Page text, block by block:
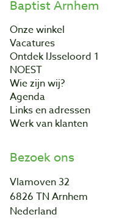
Baptist Arnhem
Onze winkel
Vacatures
Ontdek IJsseloord 1
NOEST
Wie zijn wij?
Agenda
Links en adressen
Werk van klanten
Bezoek ons
Vlamoven 32
6826 TN Arnhem
Nederland